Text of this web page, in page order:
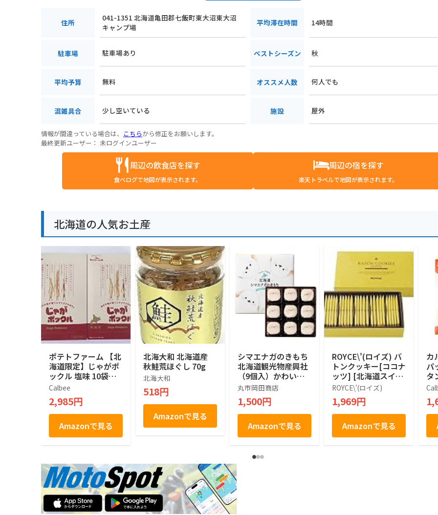
住所
041-1351 北海道亀田郡七飯町東大沼東大沼
キャンプ場
平均滞在時間 14時間
駐車場 駐車場あり ベストシーズン 秋
平均予算 無料 オススメ人数 何人でも
混雑具合 少し空いている 施設 屋外
情報が間違っている場合は、 こちらから修正をお願いします。
最終更新ユーザー： 未ログインユーザー
周辺の飲食店を探す
食べログで地図が表示されます。
周辺の宿を探す
楽天トラベルで地図が表示されます。
北海道の人気お土産
ポテトファーム 【北
海道限定】じゃがポ
ックル 塩味 10袋入
×２箱
Calbee
2,985円
Amazonで見る
北海大和 北海道産
秋鮭荒ほぐし 70g
北海大和
518円
Amazonで見る
シマエナガのきもち
北海道観光物産興社
（9個入）かわいい
シマエナガ (1箱)
丸市岡田商店
1,500円
Amazonで見る
ROYCE\'(ロイズ) バ
トンクッキー[ココナ
ッツ] [北海道スイー
ツ] 25個 (x 1)
ROYCE\'(ロイズ)
1,969円
Amazonで見る
カ
パ
タ
袋